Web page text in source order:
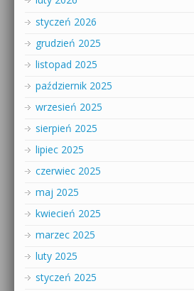
styczeń 2026
grudzień 2025
listopad 2025
październik 2025
wrzesień 2025
sierpień 2025
lipiec 2025
czerwiec 2025
maj 2025
kwiecień 2025
marzec 2025
luty 2025
styczeń 2025